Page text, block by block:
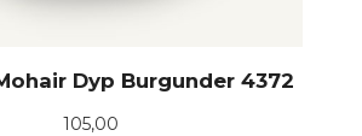
Dyp Burgunder 4372
Pris
105,00